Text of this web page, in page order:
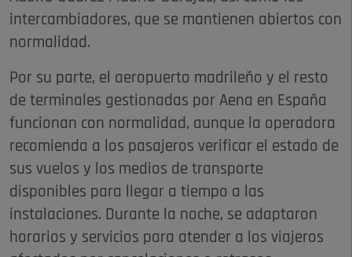
intercambiadores, que se mantienen abiertos con
normalidad.
Por su parte, el aeropuerto madrileño y el resto
de terminales gestionadas por Aena en España
funcionan con normalidad, aunque la operadora
recomienda a los pasajeros verificar el estado de
sus vuelos y los medios de transporte
disponibles para llegar a tiempo a las
instalaciones. Durante la noche, se adaptaron
horarios y servicios para atender a los viajeros